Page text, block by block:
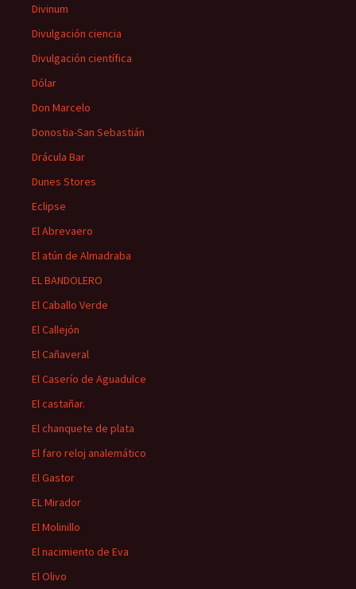
Divinum
Divulgación ciencia
Divulgación científica
Dólar
Don Marcelo
Donostia-San Sebastián
Drácula Bar
Dunes Stores
Eclipse
El Abrevaero
El atún de Almadraba
EL BANDOLERO
El Caballo Verde
El Callejón
El Cañaveral
El Caserío de Aguadulce
El castañar.
El chanquete de plata
El faro reloj analemático
El Gastor
EL Mirador
El Molinillo
El nacimiento de Eva
El Olivo